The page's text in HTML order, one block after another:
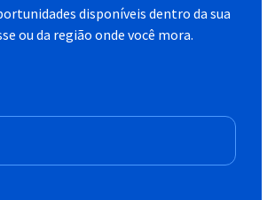
disponíveis dentro da sua
ou da região onde você mora.